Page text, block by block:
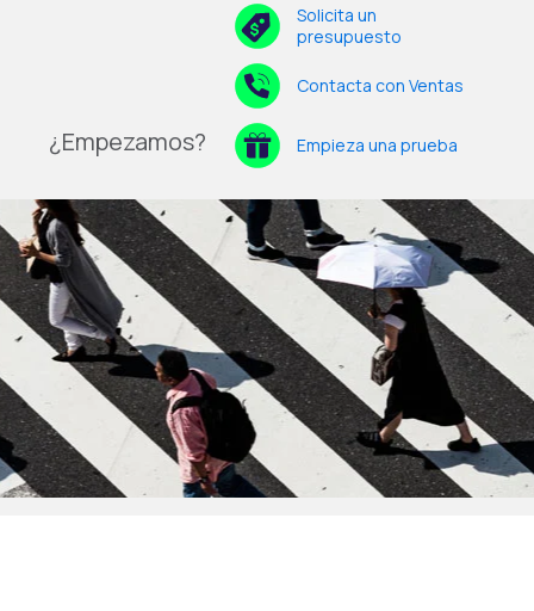
¿Empezamos?
Solicita un
presupuesto
Contacta con Ventas
Empieza una prueba